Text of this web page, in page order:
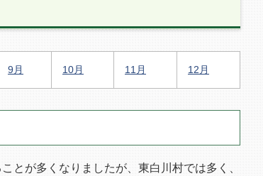
9月 10月 11月 12月
とが多くなりましたが、東白川村では多く、